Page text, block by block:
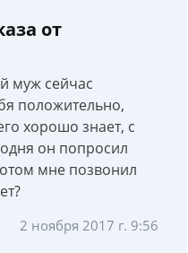
от
муж сейчас
положительно,
хорошо знает, с
он попросил
мне позвонил
2 ноября 2017 г. 9:56